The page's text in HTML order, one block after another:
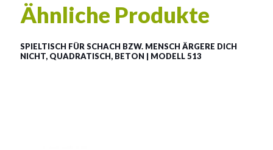
Ähnliche Produkte
SPIELTISCH FÜR SCHACH BZW. MENSCH ÄRGERE DICH
NICHT, QUADRATISCH, BETON | MODELL 513